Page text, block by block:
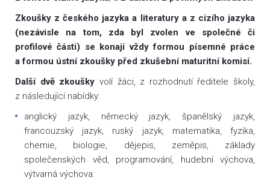
Zkoušky z českého jazyka a literatury a z cizího jazyka
(nezávisle na tom, zda byl zvolen ve společné či
profilové části) se konají vždy formou písemné práce
a formou ústní zkoušky před zkušební maturitní komisí.
Další dvě zkoušky volí žáci, z rozhodnutí ředitele školy,
z následující nabídky:
anglický jazyk, německý jazyk, španělský jazyk,
francouzský jazyk, ruský jazyk, matematika, fyzika,
chemie, biologie, dějepis, zeměpis, základy
společenských věd, programování, hudební výchova,
výtvarná výchova.